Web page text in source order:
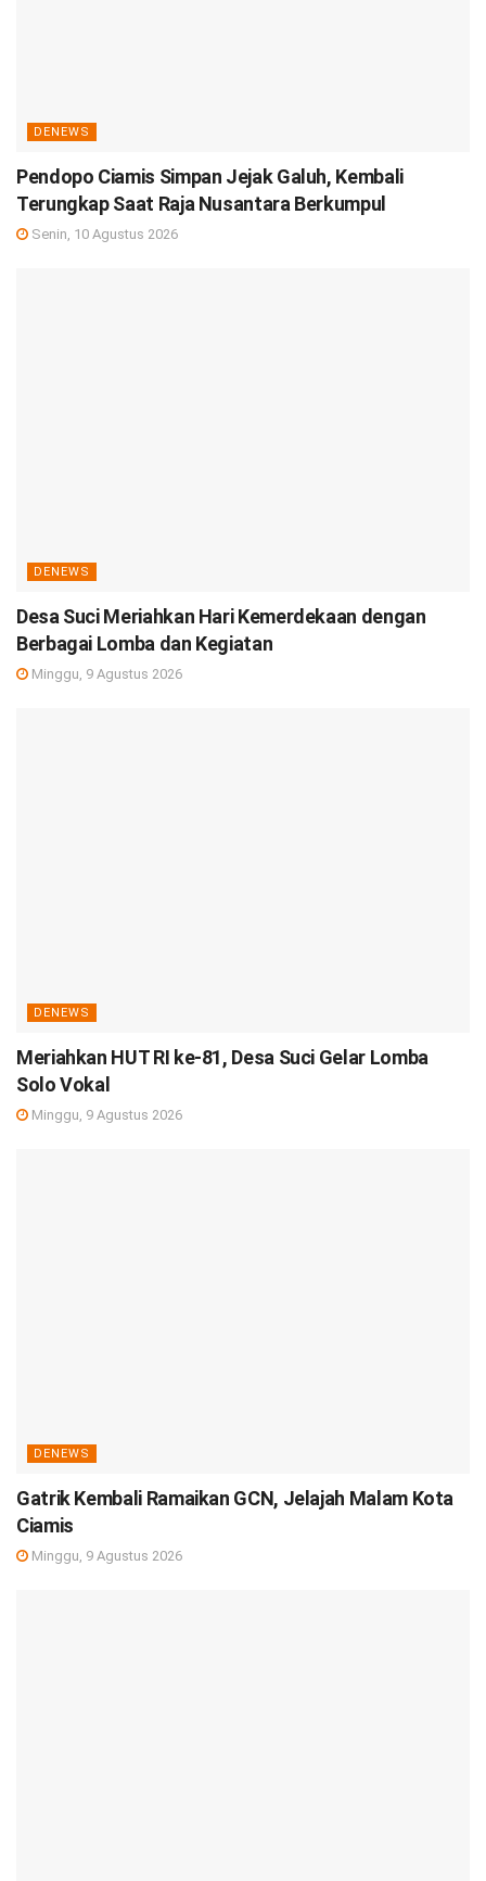
DENEWS
Pendopo Ciamis Simpan Jejak Galuh, Kembali
Terungkap Saat Raja Nusantara Berkumpul
Senin, 10 Agustus 2026
DENEWS
Desa Suci Meriahkan Hari Kemerdekaan dengan
Berbagai Lomba dan Kegiatan
Minggu, 9 Agustus 2026
DENEWS
Meriahkan HUT RI ke-81, Desa Suci Gelar Lomba
Solo Vokal
Minggu, 9 Agustus 2026
DENEWS
Gatrik Kembali Ramaikan GCN, Jelajah Malam Kota
Ciamis
Minggu, 9 Agustus 2026